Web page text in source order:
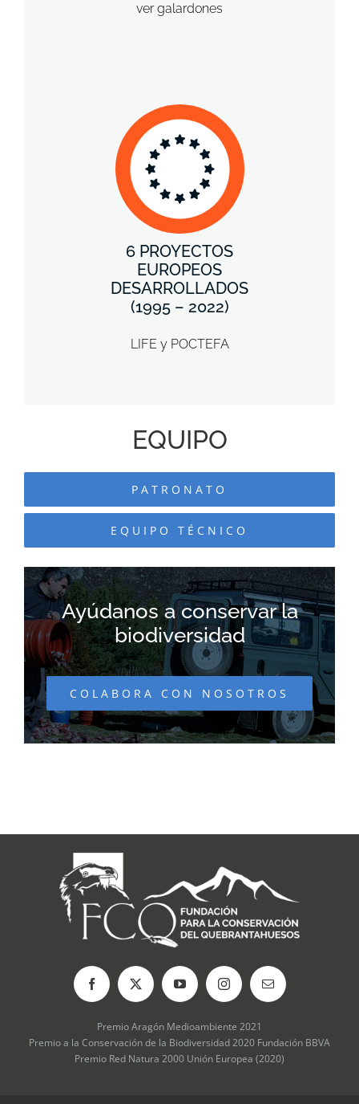
ver galardones
6 PROYECTOS
EUROPEOS
DESARROLLADOS
(1995 – 2022)
LIFE y POCTEFA
EQUIPO
PATRONATO
EQUIPO TÉCNICO
Ayúdanos a conservar la
biodiversidad
COLABORA CON NOSOTROS
Premio Aragón Medioambiente 2021
Premio a la Conservación de la Biodiversidad 2020 Fundación BBVA
Premio Red Natura 2000 Unión Europea (2020)